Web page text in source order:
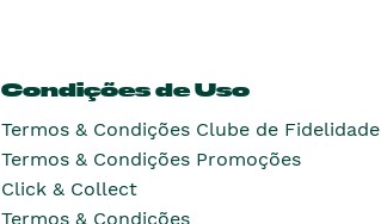
Condições de Uso
Termos & Condições Clube de Fidelidade
Termos & Condições Promoções
Click & Collect
Termos & Condições